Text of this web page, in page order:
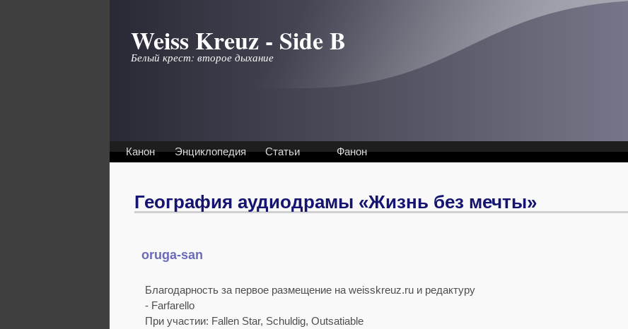
Weiss Kreuz - Side B
Белый крест: второе дыхание
Канон Энциклопедия Статьи Фанон
География аудиодрамы «Жизнь без мечты»
oruga-san
Благодарность за первое размещение на weisskreuz.ru и редактуру
- Farfarello
При участии: Fallen Star, Schuldig, Outsatiable